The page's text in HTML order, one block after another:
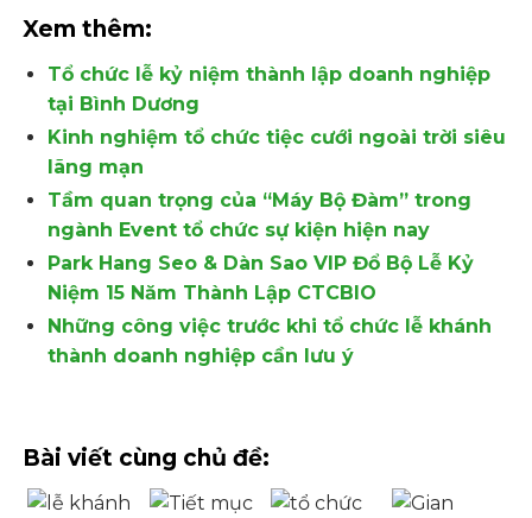
Xem thêm:
Tổ chức lễ kỷ niệm thành lập doanh nghiệp
tại Bình Dương
Kinh nghiệm tổ chức tiệc cưới ngoài trời siêu
lãng mạn
Tầm quan trọng của “Máy Bộ Đàm” trong
ngành Event tổ chức sự kiện hiện nay
Park Hang Seo & Dàn Sao VIP Đổ Bộ Lễ Kỷ
Niệm 15 Năm Thành Lập CTCBIO
Những công việc trước khi tổ chức lễ khánh
thành doanh nghiệp cần lưu ý
Bài viết cùng chủ đề: